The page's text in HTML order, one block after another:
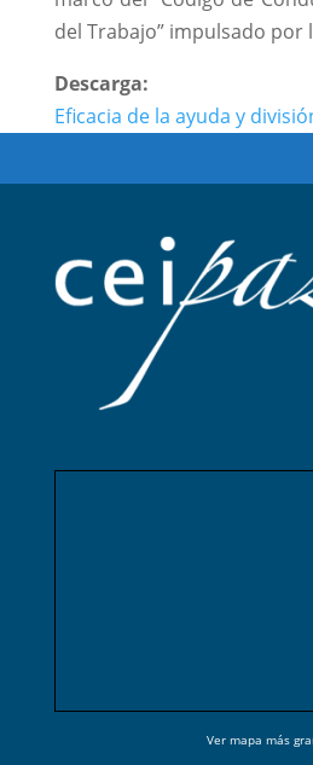
del Trabajo” impulsado por
Descarga:
Eficacia de la ayuda y
Ver mapa más